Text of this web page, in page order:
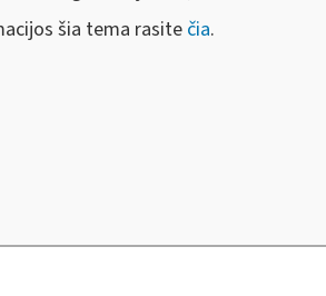
šia tema rasite čia.